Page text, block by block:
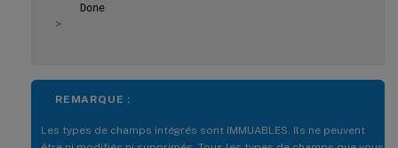
     Done
>
REMARQUE :
Les types de champs intégrés sont IMMUABLES. Ils ne peuvent